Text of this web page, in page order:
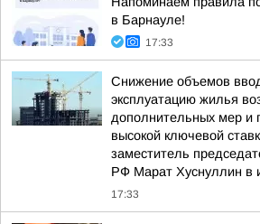
в Барнауле!
17:33
Снижение объемов
эксплуатацию жилья
дополнительных мер и
высокой ключевой
заместитель
РФ Марат Хуснуллин в
17:33